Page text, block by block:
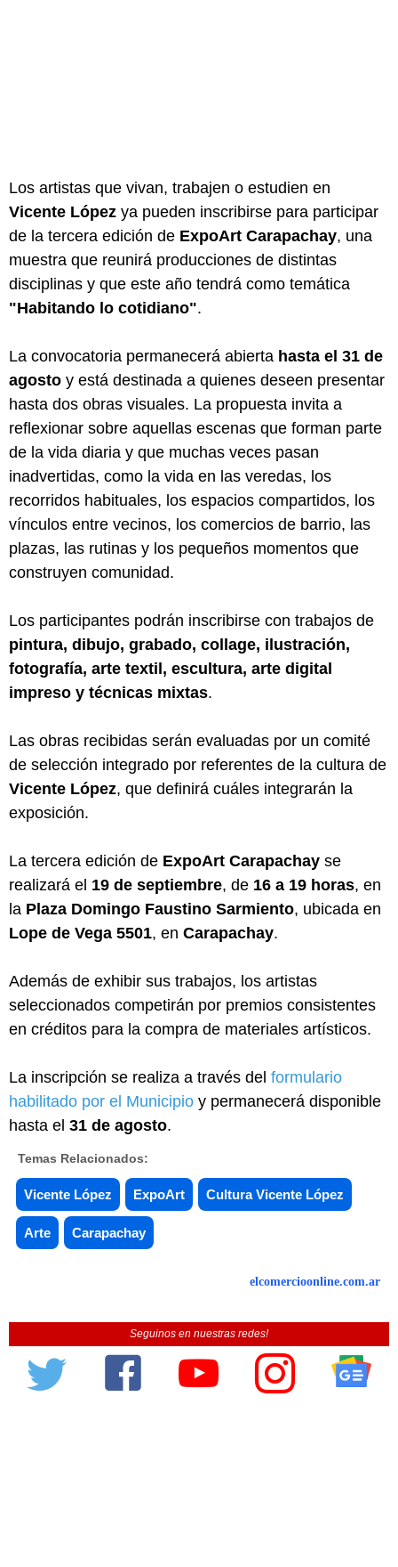
Los artistas que vivan, trabajen o estudien en
Vicente López ya pueden inscribirse para participar
de la tercera edición de ExpoArt Carapachay, una
muestra que reunirá producciones de distintas
disciplinas y que este año tendrá como temática
"Habitando lo cotidiano".
La convocatoria permanecerá abierta hasta el 31 de
agosto y está destinada a quienes deseen presentar
hasta dos obras visuales. La propuesta invita a
reflexionar sobre aquellas escenas que forman parte
de la vida diaria y que muchas veces pasan
inadvertidas, como la vida en las veredas, los
recorridos habituales, los espacios compartidos, los
vínculos entre vecinos, los comercios de barrio, las
plazas, las rutinas y los pequeños momentos que
construyen comunidad.
Los participantes podrán inscribirse con trabajos de
pintura, dibujo, grabado, collage, ilustración,
fotografía, arte textil, escultura, arte digital
impreso y técnicas mixtas.
Las obras recibidas serán evaluadas por un comité
de selección integrado por referentes de la cultura de
Vicente López, que definirá cuáles integrarán la
exposición.
La tercera edición de ExpoArt Carapachay se
realizará el 19 de septiembre, de 16 a 19 horas, en
la Plaza Domingo Faustino Sarmiento, ubicada en
Lope de Vega 5501, en Carapachay.
Además de exhibir sus trabajos, los artistas
seleccionados competirán por premios consistentes
en créditos para la compra de materiales artísticos.
La inscripción se realiza a través del formulario
habilitado por el Municipio y permanecerá disponible
hasta el 31 de agosto.
Temas Relacionados:
Vicente López ExpoArt Cultura Vicente López
Arte Carapachay
elcomercioonline.com.ar
Seguinos en nuestras redes!